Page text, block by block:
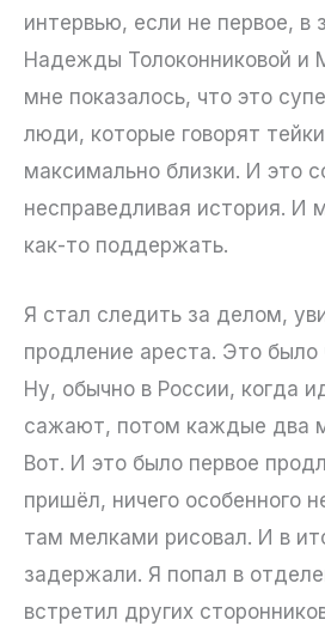
интервью, если не первое, в
Надежды Толоконниковой и
мне показалось, что это
люди, которые говорят
максимально близки. И это
несправедливая история. И
как-то поддержать.
Я стал следить за делом,
продление ареста. Это было
Ну, обычно в России, когда
сажают, потом каждые два
Вот. И это было первое
пришёл, ничего особенного
там мелками рисовал. И в
задержали. Я попал в
встретил других